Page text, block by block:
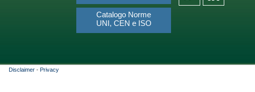
Catalogo Norme
UNI, CEN e ISO
Disclaimer - Privacy